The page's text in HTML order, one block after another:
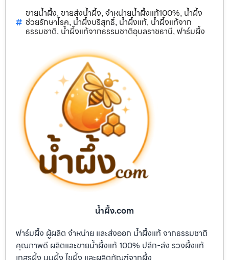
ขายน้ำผึ้ง, ขายส่งน้ำผึ้ง, จำหน่ายน้ำผึ้งแท้100%, น้ำผึ้ง
ช่วยรักษาโรค, น้ำผึ้งบริสุทธิ์, น้ำผึ้งแท้, น้ำผึ้งแท้จาก
ธรรมชาติ, น้ำผึ้งแท้จากธรรมชาติอุบลราชธานี, ฟาร์มผึ้ง
น้ำผึ้ง.com
ฟาร์มผึ้ง ผู้ผลิต จำหน่าย และส่งออก น้ำผึ้งแท้ จากธรรมชาติ
คุณภาพดี ผลิตและขายน้ำผึ้งแท้ 100% ปลีก-ส่ง รวงผึ้งแท้